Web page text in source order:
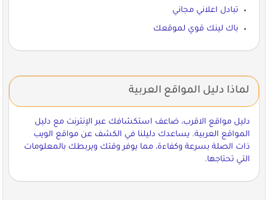
تبادل اعلاني مجاني
باك لينك قوي لموقعك
لماذا دليل المواقع العربية
دليل مواقع الاقرب، ضاعف استكشافك عبر الإنترنت مع دليل
المواقع العربية. يساعدك دليلنا في الكشف عن مواقع الويب
ذات الصلة بسرعة وكفاءة، مما يوفر وقتك ويربطك بالمعلومات
التي تحتاجها.